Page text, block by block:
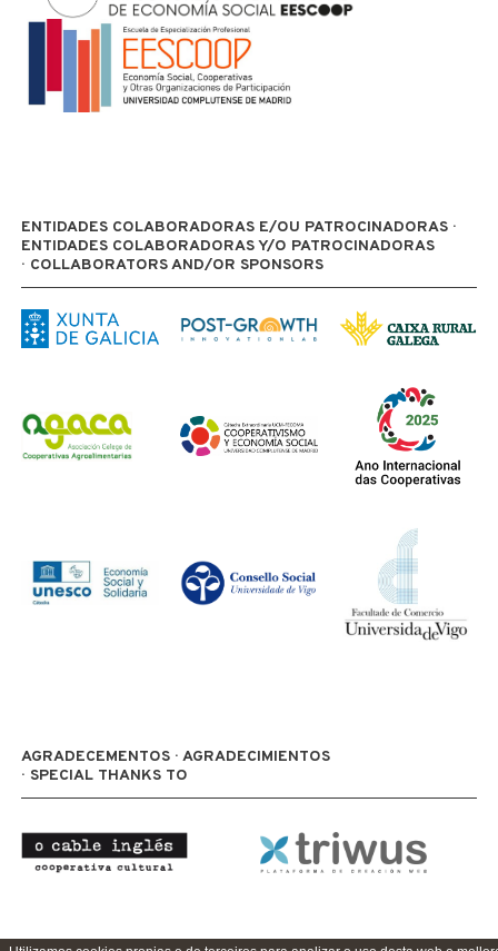
ENTIDADES COLABORADORAS E/OU PATROCINADORAS ·
ENTIDADES COLABORADORAS Y/O PATROCINADORAS
· COLLABORATORS AND/OR SPONSORS
AGRADECEMENTOS · AGRADECIMIENTOS
· SPECIAL THANKS TO